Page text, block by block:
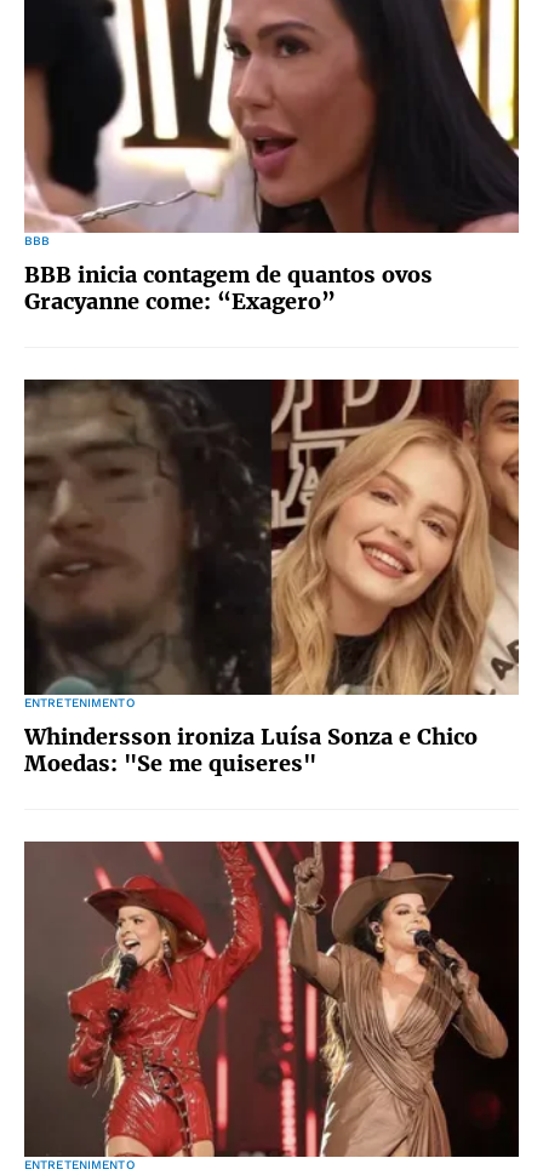
BBB
BBB inicia contagem de quantos ovos
Gracyanne come: “Exagero”
ENTRETENIMENTO
Whindersson ironiza Luísa Sonza e Chico
Moedas: "Se me quiseres"
ENTRETENIMENTO